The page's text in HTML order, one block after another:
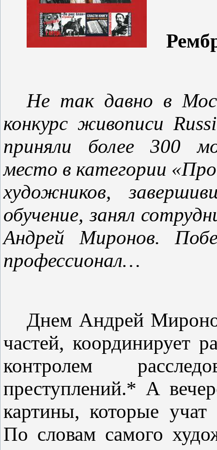
Не так давно в
конкурс живописи
приняли более 300
место в категории
художников,
обучение, занял
Андрей Миронов.
профессионал…
Днем Андрей
частей, координирует
контролем
преступлений.* А
картины, которые
По словам самого